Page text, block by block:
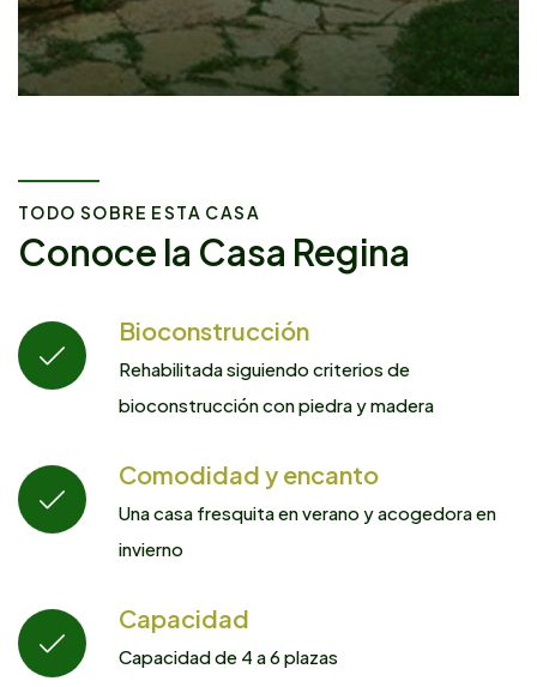
TODO SOBRE ESTA CASA
Conoce la Casa Regina
Bioconstrucción
Rehabilitada siguiendo criterios de
bioconstrucción con piedra y madera
Comodidad y encanto
Una casa fresquita en verano y acogedora en
invierno
Capacidad
Capacidad de 4 a 6 plazas